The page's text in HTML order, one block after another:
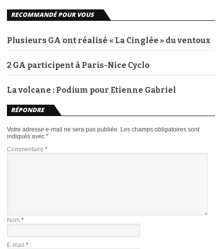
RECOMMANDÉ POUR VOUS
Plusieurs GA ont réalisé « La Cinglée » du ventoux
2 GA participent à Paris-Nice Cyclo
La volcane : Podium pour Etienne Gabriel
RÉPONDRE
Votre adresse e-mail ne sera pas publiée. Les champs obligatoires sont
indiqués avec *
Commentaire *
Nom *
E-mail *